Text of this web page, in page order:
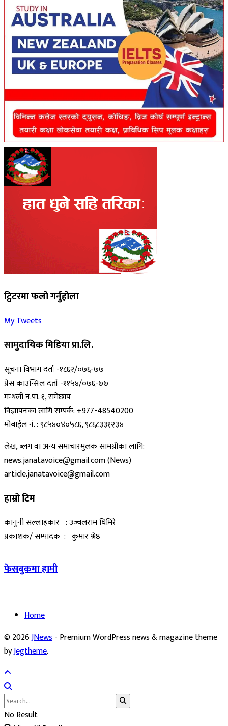
ट्विटरमा फलो गर्नुहोला
My Tweets
सामुदायिक मिडिया प्रा.लि.
सूचना विभाग दर्ता -१८६२/०७६-७७
प्रेस काउन्सिल दर्ता -११५४/०७६-७७
मन्थली न.पा. १, रामेछाप
विज्ञापनका लागि सम्पर्क: +977-48540200
मोबाईल नं. : ९८५४०४०५८६, ९८६८३३१२३४
लेख, ब्लग वा अन्य समाचारमुलक सामग्रीका लागि:
news.janatavoice@gmail.com (News)
article.janatavoice@gmail.com
हाम्रो टिम
कानुनी सल्लाहकार : उज्वलराम घिमिरे
प्रकाशक/ सम्पादक : कुमार श्रेष्ठ
फेसबुकमा हामी
Home
© 2026JNews- Premium WordPress news & magazine theme
byJegtheme.
No Result